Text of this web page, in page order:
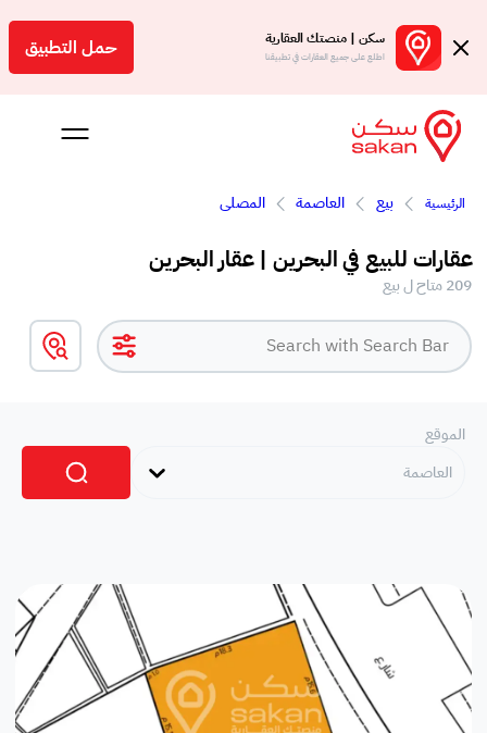
سكن | منصتك العقارية
اطلع على جميع العقارات في تطبيقنا حمل التطبيق
بالعمولة
الرئيسية بيع العاصمة المصلى
عقارات للبيع في البحرين | عقار البحرين
209 متاح ل بيع
الموقع
العاصمة